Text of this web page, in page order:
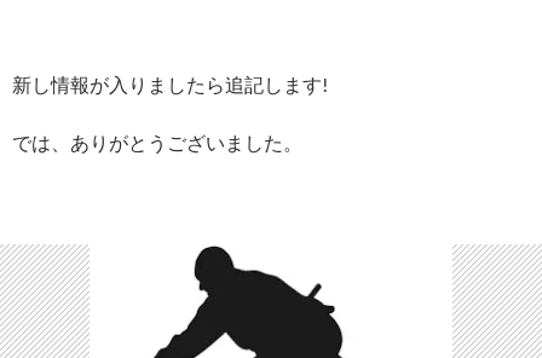
新し情報が入りましたら追記します!
では、ありがとうございました。